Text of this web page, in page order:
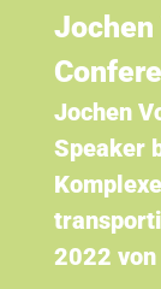
Jochen
Jochen
Speaker
2022